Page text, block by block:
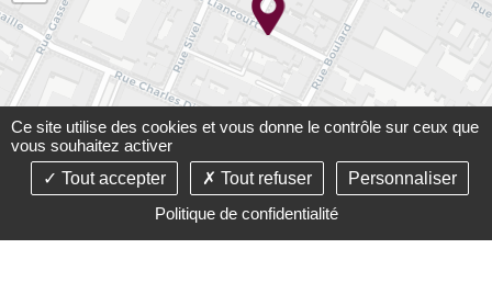
Leaflet
©2021-26 Cabinet Carré-Paupart - Tous droits réservés -
Conception :Absolute Communication& Réalisation :
Ce site utilise des cookies et vous donne le contrôle sur ceux que
vous souhaitez activer
Tout accepter
Tout refuser
Personnaliser
Politique de confidentialité